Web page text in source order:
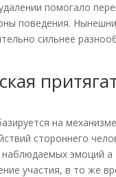
помогало
поведения.
сильнее
на
стороннего
эмоций
участия, в то же